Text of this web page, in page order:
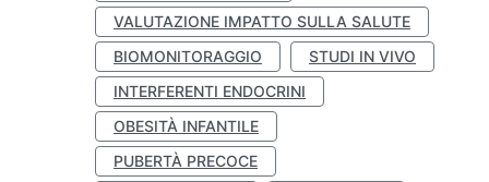
VALUTAZIONE IMPATTO SULLA SALUTE
BIOMONITORAGGIO
STUDI IN VIVO
INTERFERENTI ENDOCRINI
OBESITÀ INFANTILE
PUBERTÀ PRECOCE